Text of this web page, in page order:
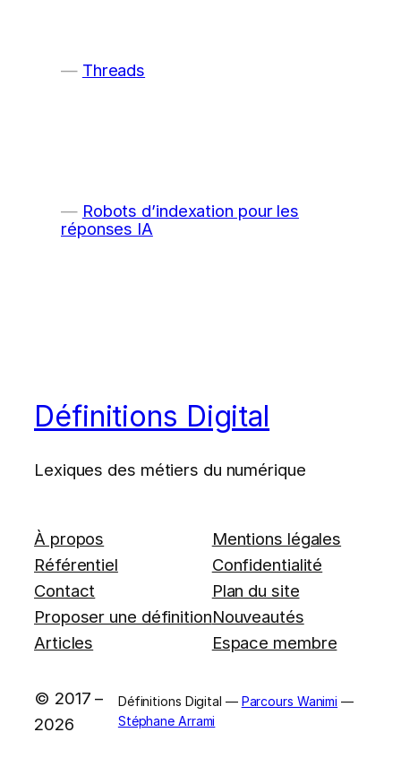
Threads
Robots d’indexation pour les
réponses IA
Définitions Digital
Lexiques des métiers du numérique
À propos
Référentiel
Contact
Proposer une définition
Articles
Mentions légales
Confidentialité
Plan du site
Nouveautés
Espace membre
© 2017 –
2026
Définitions Digital — Parcours Wanimi —
Stéphane Arrami